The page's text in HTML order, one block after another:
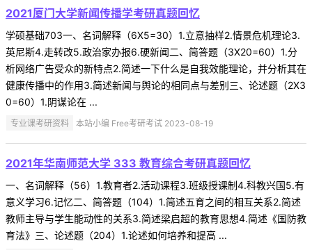
2021厦门大学新闻传播学考研真题回忆
学硕基础703一、名词解释（6X5=30）1.立意抽样2.情景危机理论3.
英尼斯4.走转改5.政治家办报6.硬新闻二、简答题（3X20=60）1.分
析网络广告受众的新特点2.简述一下什么是自我效能理论，并分析其在
健康传播中的作用3.简述新闻与舆论的相同点与差别三、论述题（2X3
0=60）1.阴谋论在 ...
专业课考研资料 本站小编 Free考研考试 2023-08-19
2021年华南师范大学 333 教育综合考研真题回忆
一、名词解释（56）1.教育者2.活动课程3.班级授课制4.科教兴国5.有
意义学习6.记忆二、简答题（104）1.简述五育之间的相互关系2.简述
教师主导与学生能动性的关系3.简述梁启超的教育思想4.简述《国防教
育法》三、论述题（204）1.论述如何培养和提高 ...